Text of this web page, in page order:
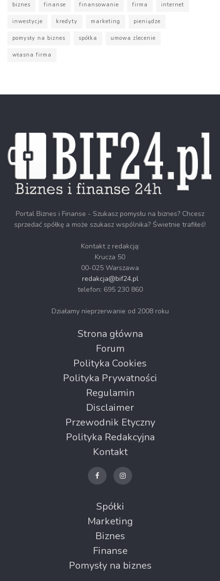
biznes finanse finansowanie firma internet
inwestycje kredyty marketing pieniądze
pomysły na biznes spółka umowa zlecenie
własna firma
Portal Biznes i Finanse - Szukasz pomysłu na biznes? Chcesz
sprzedać spółkę a może szukasz wspólnika? Świetnie trafiłeś!
Kontakt z redakcją:
Krucza 50
00-025 Warszawa
redakcja@bif24.pl
telefon: 695 230 860
Działamy nieprzerwanie od 2008 roku
Strona główna
Forum
Polityka Cookies
Polityka Prywatności
Regulamin
Disclaimer
Przewodnik Etyczny
Polityka Redakcyjna
Kontakt
Spółki
Marketing
Biznes
Finanse
Pomysły na biznes